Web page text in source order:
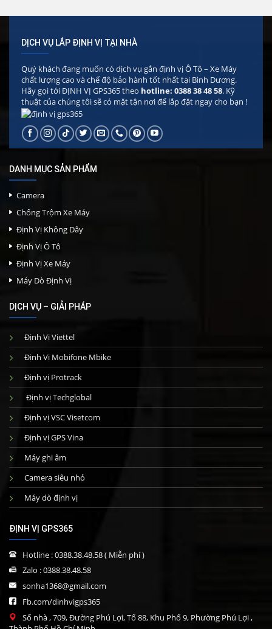
DỊCH VỤ LẮP ĐỊNH VỊ TẠI NHÀ
Quý khách đang muốn có dịch vụ gắn định vị Ô Tô – Xe Máy
chất lượng cao và chế độ bảo hành tốt nhất tại Bình Dương.
Hãy gọi tới ĐỊNH VỊ GPS365 theo hotline: 0388 38 48 58. Kỹ
thuật của chúng tôi sẽ có mặt tận nơi để lắp đặt ngay cho bạn !
DANH MỤC SẢN PHẨM
Camera
Chống Trộm Xe Máy
Định Vị Không Dây
Định Vị Ô Tô
Định Vị Xe Máy
Máy Dò Định Vị
DỊCH VỤ – GIẢI PHÁP
Định Vị Viettel
Định Vị Mobifone Mbike
Định vị Protrack
Định vị Techglobal
Định vị VSC Visetcom
Định vị GPS Vina
Máy ghi âm
Camera siêu nhỏ
Máy dò định vị
ĐỊNH VỊ GPS365
Hotline :0388.38.48.58( Miễn phí )
Zalo :0388.38.48.58
sonha1368@gmail.com
Fb.com/dinhvigps365
Số nhà , 709, Đường Phú Lợi, Tổ 88, Khu Phố 9, Phường Phú Lợi ,